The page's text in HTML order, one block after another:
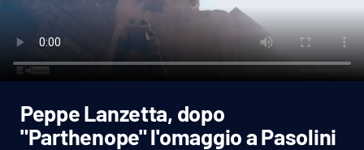
Economia e lavoro
Italia Mondo
Peppe Lanzetta, dopo
"Parthenope" l'omaggio a Pasolini